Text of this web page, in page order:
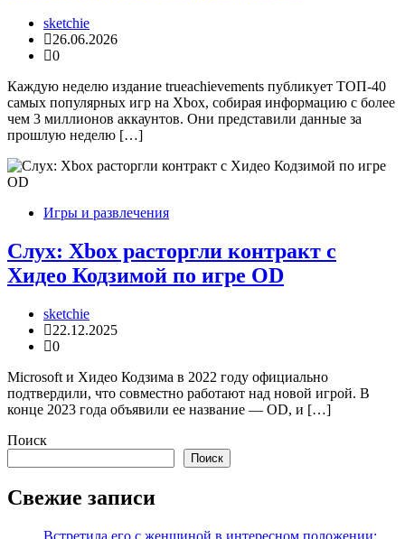
sketchie
26.06.2026
0
Каждую неделю издание trueachievements публикует ТОП-40
самых популярных игр на Xbox, собирая информацию с более
чем 3 миллионов аккаунтов. Они представили данные за
прошлую неделю […]
Игры и развлечения
Слух: Xbox расторгли контракт с
Хидео Кодзимой по игре OD
sketchie
22.12.2025
0
Microsoft и Хидео Кодзима в 2022 году официально
подтвердили, что совместно работают над новой игрой. В
конце 2023 года объявили ее название — OD, и […]
Поиск
Поиск
Свежие записи
Встретила его с женщиной в интересном положении: